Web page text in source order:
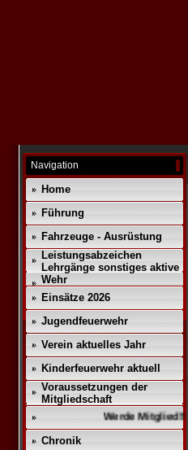
Navigation
Home
Führung
Fahrzeuge - Ausrüstung
Leistungsabzeichen
Lehrgänge sonstiges aktive
Wehr
Einsätze 2026
Jugendfeuerwehr
Verein aktuelles Jahr
Kinderfeuerwehr aktuell
Voraussetzungen der
Mitgliedschaft
Werde Mitglied!!
Chronik